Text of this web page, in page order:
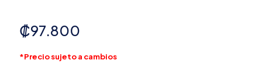
₡97.800
*Precio sujeto a cambios